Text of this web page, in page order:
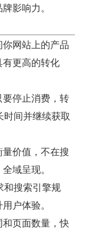
影响力。
网站上的产品
更高的转化
停止消费，转
间并继续获取
价值，不在搜
域呈现。
和搜索引擎规
户体验。
页面数量，快